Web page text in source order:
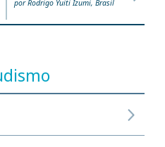
por Rodrigo Yuiti Izumi, Brasil